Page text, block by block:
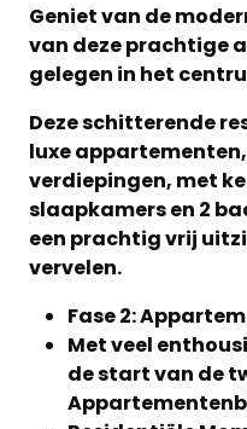
Geniet van de
van deze prachtige
gelegen in het
Deze schitterende
luxe
verdiepingen, met
slaapkamers en 2
een prachtig vrij
vervelen.
Fase 2:
Met veel
de start van de